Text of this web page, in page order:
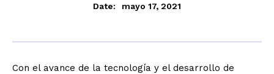
Date:
mayo 17, 2021
Con el avance de la tecnología y el desarrollo de